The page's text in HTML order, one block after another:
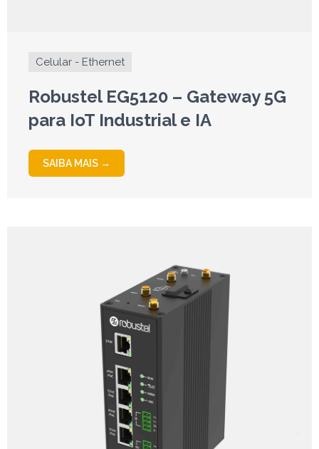
Celular - Ethernet
Robustel EG5120 – Gateway 5G
para IoT Industrial e IA
SAIBA MAIS →